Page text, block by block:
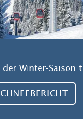
der Winter-Saison